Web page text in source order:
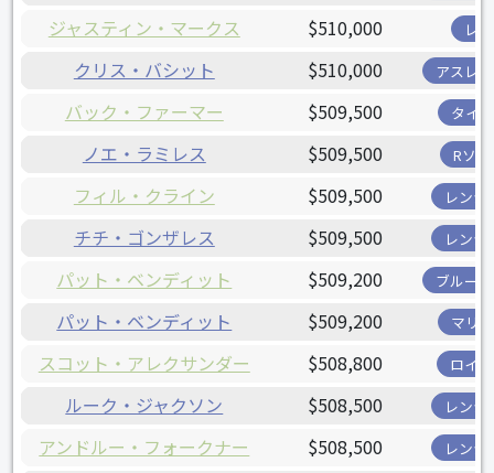
ジャスティン・マークス $510,000 レ
クリス・バシット $510,000 アスレ
バック・ファーマー $509,500 タイ
ノエ・ラミレス $509,500 Rソ
フィル・クライン $509,500 レンジ
チチ・ゴンザレス $509,500 レンジ
パット・ベンディット $509,200 ブルー
パット・ベンディット $509,200 マリ
スコット・アレクサンダー $508,800 ロイ
ルーク・ジャクソン $508,500 レンジ
アンドルー・フォークナー $508,500 レンジ